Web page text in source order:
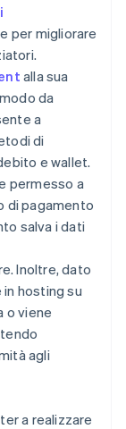
per migliorare
alla sua
da
a
di
e wallet.
permesso a
di pagamento
salva i dati
Inoltre, dato
hosting su
o viene
agli
a realizzare